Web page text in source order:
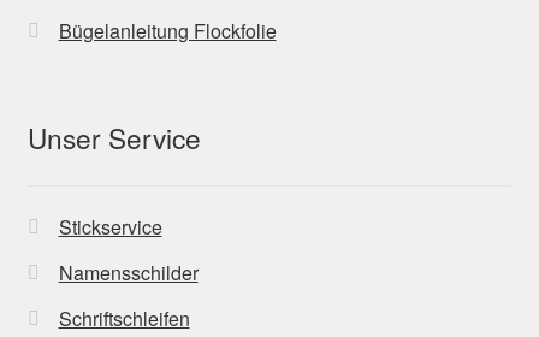
Bügelanleitung Flockfolie
Unser Service
Stickservice
Namensschilder
Schriftschleifen